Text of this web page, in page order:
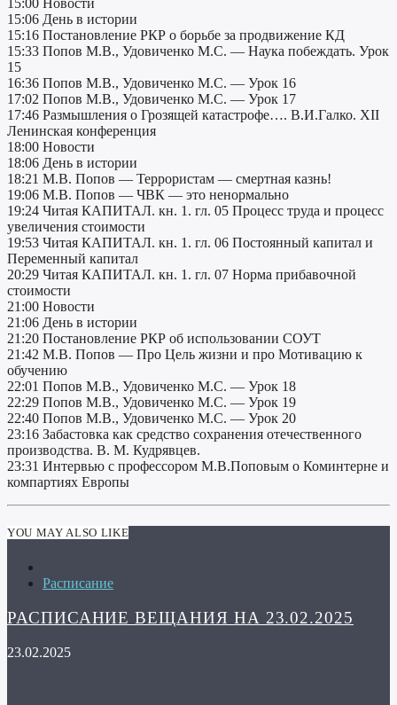
15:00 Новости
15:06 День в истории
15:16 Постановление РКР о борьбе за продвижение КД
15:33 Попов М.В., Удовиченко М.C. — Наука побеждать. Урок
15
16:36 Попов М.В., Удовиченко М.C. — Урок 16
17:02 Попов М.В., Удовиченко М.C. — Урок 17
17:46 Размышления о Грозящей катастрофе…. В.И.Галко. XII
Ленинская конференция
18:00 Новости
18:06 День в истории
18:21 М.В. Попов — Террористам — смертная казнь!
19:06 М.В. Попов — ЧВК — это ненормально
19:24 Читая КАПИТАЛ. кн. 1. гл. 05 Процесс труда и процесс
увеличения стоимости
19:53 Читая КАПИТАЛ. кн. 1. гл. 06 Постоянный капитал и
Переменный капитал
20:29 Читая КАПИТАЛ. кн. 1. гл. 07 Норма прибавочной
стоимости
21:00 Новости
21:06 День в истории
21:20 Постановление РКР об использовании СОУТ
21:42 М.В. Попов — Про Цель жизни и про Мотивацию к
обучению
22:01 Попов М.В., Удовиченко М.C. — Урок 18
22:29 Попов М.В., Удовиченко М.C. — Урок 19
22:40 Попов М.В., Удовиченко М.C. — Урок 20
23:16 Забастовка как средство сохранения отечественного
производства. В. М. Кудрявцев.
23:31 Интервью c профессором М.В.Поповым о Коминтерне и
компартиях Европы
YOU MAY ALSO LIKE
Расписание
РАСПИСАНИЕ ВЕЩАНИЯ НА 23.02.2025
23.02.2025